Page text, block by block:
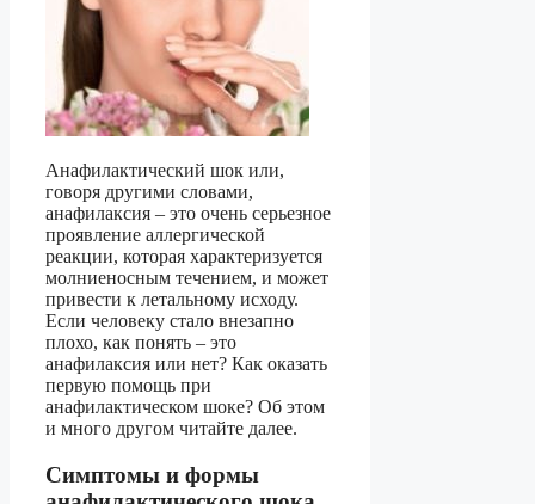
Анафилактический шок или,
говоря другими словами,
анафилаксия – это очень серьезное
проявление аллергической
реакции, которая характеризуется
молниеносным течением, и может
привести к летальному исходу.
Если человеку стало внезапно
плохо, как понять – это
анафилаксия или нет? Как оказать
первую помощь при
анафилактическом шоке? Об этом
и много другом читайте далее.
Симптомы и формы